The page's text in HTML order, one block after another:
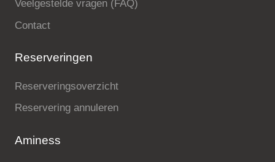
Veelgestelde vragen (FAQ)
Contact
Reserveringen
Reserveringsoverzicht
Reservering annuleren
Aminess